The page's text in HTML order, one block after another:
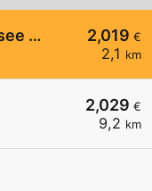
2,019 €
2,1 km
Sprint Sperenberg am Mellensee Klausdorfer Str.
2,029 €
9,2 km